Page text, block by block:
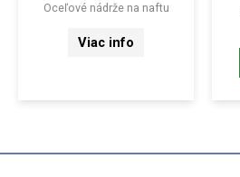
Oceľové nádrže na naftu
Viac info